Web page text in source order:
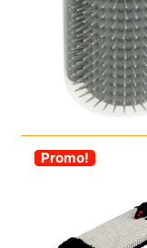
-30%
Promo!